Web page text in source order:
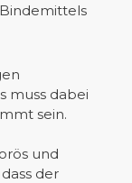
muss dabei
sein.
und
der